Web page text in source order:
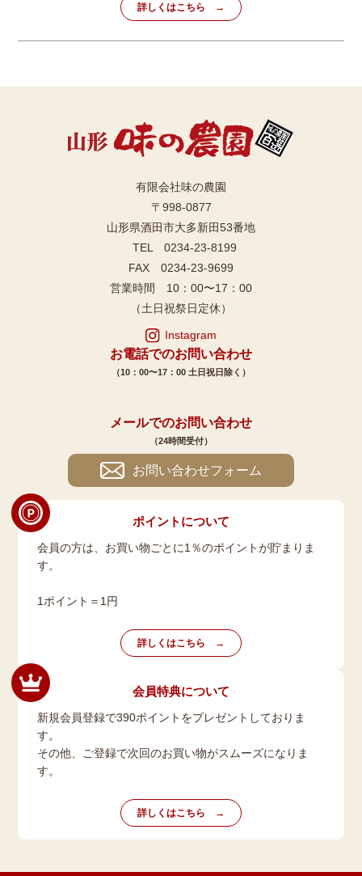
詳しくはこちら
有限会社味の農園
〒998-0877
山形県酒田市大多新田53番地
TEL 0234-23-8199
FAX 0234-23-9699
営業時間 10：00〜17：00
（土日祝祭日定休）
Instagram
お電話でのお問い合わせ
（10：00〜17：00 土日祝日除く）
メールでのお問い合わせ
（24時間受付）
お問い合わせフォーム
ポイントについて
会員の方は、お買い物ごとに1％のポイントが貯まりま
す。
1ポイント＝1円
詳しくはこちら
会員特典について
新規会員登録で390ポイントをプレゼントしておりま
す。
その他、ご登録で次回のお買い物がスムーズになりま
す。
詳しくはこちら